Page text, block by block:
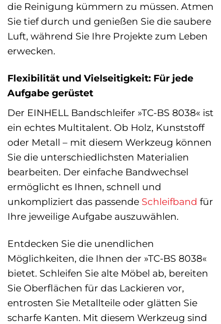
die Reinigung kümmern zu müssen. Atmen
Sie tief durch und genießen Sie die saubere
Luft, während Sie Ihre Projekte zum Leben
erwecken.
Flexibilität und Vielseitigkeit: Für jede
Aufgabe gerüstet
Der EINHELL Bandschleifer »TC-BS 8038« ist
ein echtes Multitalent. Ob Holz, Kunststoff
oder Metall – mit diesem Werkzeug können
Sie die unterschiedlichsten Materialien
bearbeiten. Der einfache Bandwechsel
ermöglicht es Ihnen, schnell und
unkompliziert das passende Schleifband für
Ihre jeweilige Aufgabe auszuwählen.
Entdecken Sie die unendlichen
Möglichkeiten, die Ihnen der »TC-BS 8038«
bietet. Schleifen Sie alte Möbel ab, bereiten
Sie Oberflächen für das Lackieren vor,
entrosten Sie Metallteile oder glätten Sie
scharfe Kanten. Mit diesem Werkzeug sind